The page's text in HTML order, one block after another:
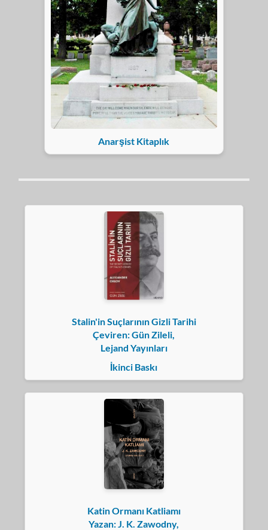
Anarşist Kitaplık
Stalin'in Suçlarının Gizli Tarihi
Çeviren: Gün Zileli,
Lejand Yayınları
İkinci Baskı
Katin Ormanı Katliamı
Yazan: J. K. Zawodny,